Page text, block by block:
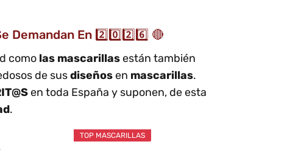
Demandan En 2️⃣0️⃣2️⃣6️⃣ 🔴
como las mascarillasestán también
de susdiseñosen mascarillas.
en toda España y suponen, de esta
.
TOP MASCARILLAS